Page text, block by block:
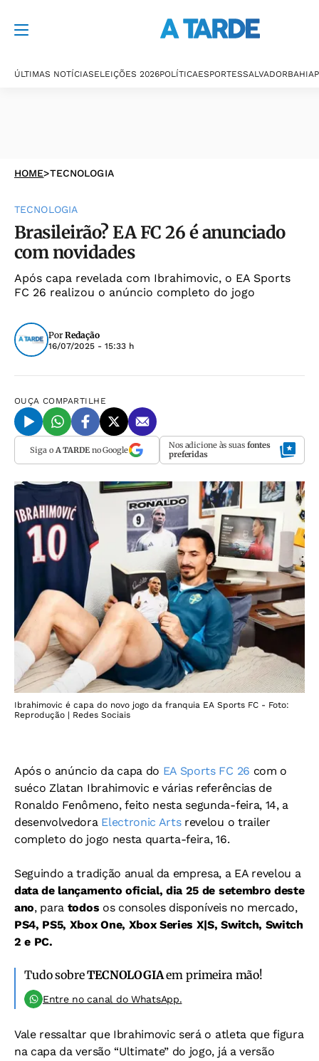
ÚLTIMAS NOTÍCIASELEIÇÕES 2026POLÍTICAESPORTESSALVADORBAHIA
HOME>TECNOLOGIA
TECNOLOGIA
Brasileirão? EA FC 26 é anunciado
com novidades
Após capa revelada com Ibrahimovic, o EA Sports
FC 26 realizou o anúncio completo do jogo
Por Redação
16/07/2025 - 15:33 h
OUÇA COMPARTILHE
Siga o A TARDEno Google Nos adicione às suas fontes
preferidas
Ibrahimovic é capa do novo jogo da franquia EA Sports FC - Foto:
Reprodução | Redes Sociais
Após o anúncio da capa do EA Sports FC 26 com o
suéco Zlatan Ibrahimovic e várias referências de
Ronaldo Fenômeno, feito nesta segunda-feira, 14, a
desenvolvedora Electronic Arts revelou o trailer
completo do jogo nesta quarta-feira, 16.
Seguindo a tradição anual da empresa, a EA revelou a
data de lançamento oficial, dia 25 de setembro deste
ano, para todos os consoles disponíveis no mercado,
PS4, PS5, Xbox One, Xbox Series X|S, Switch, Switch
2 e PC.
Tudo sobreTECNOLOGIAem primeira mão!
Entre no canal do WhatsApp.
Vale ressaltar que Ibrahimovic será o atleta que figura
na capa da versão “Ultimate” do jogo, já a versão